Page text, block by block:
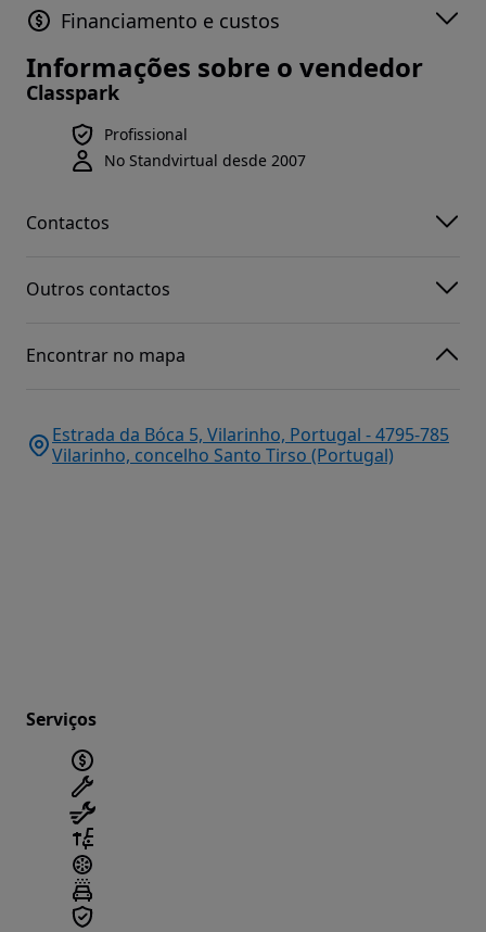
Financiamento e custos
Informações sobre o vendedor
Classpark
Profissional
No Standvirtual desde 2007
Contactos
Outros contactos
Encontrar no mapa
Estrada da Bóca 5, Vilarinho, Portugal - 4795-785
Vilarinho, concelho Santo Tirso (Portugal)
Serviços